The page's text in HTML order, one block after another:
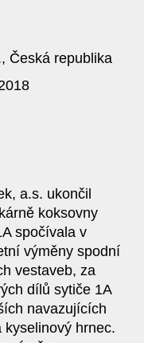
Česká republika
a.s. ukončil
koksovny
spočívala v
výměny spodní
vestaveb, za
dílů sytiče 1A
navazujících
hrnec.